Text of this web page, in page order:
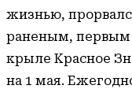
жизнью,
раненым, первым
крыле Красное
на 1 мая.